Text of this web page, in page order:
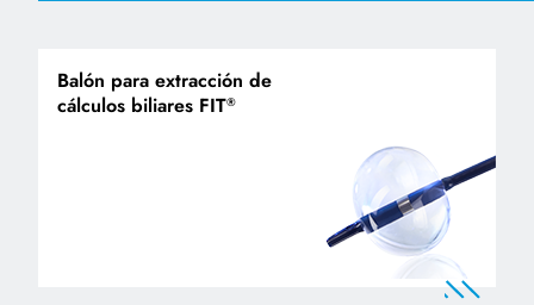
Balón para extracción de
cálculos biliares FIT®